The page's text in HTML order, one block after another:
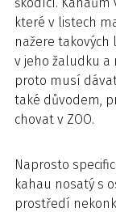
které v listech
nažere
v jeho žaludku a
proto musí
také důvodem,
chovat v ZOO.
Naprosto
kahau nosatý s
prostředí